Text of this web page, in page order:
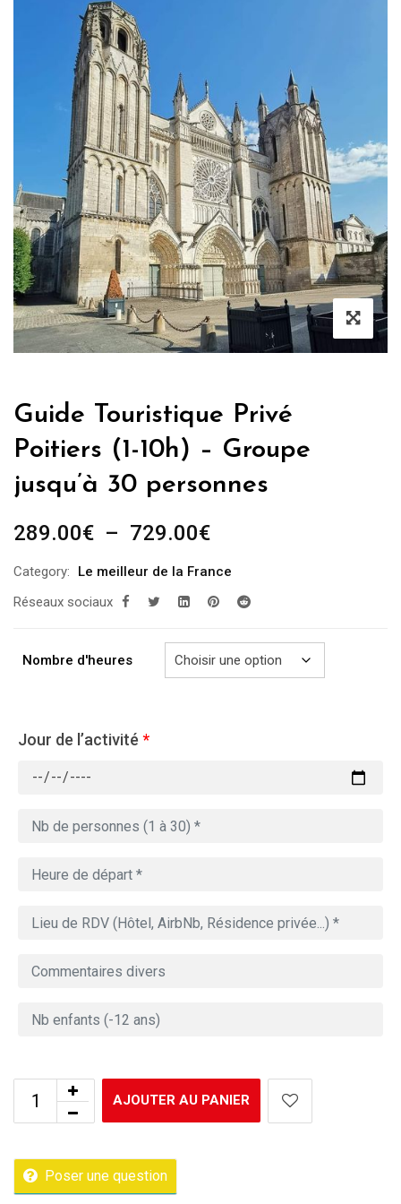
Guide Touristique Privé
Poitiers (1-10h) – Groupe
jusqu’à 30 personnes
289.00€ – 729.00€Plage
prix :
289.00€
729.00€
Category:
Le meilleur de la France
Réseaux sociaux
Nombre d'heures
Jour de l’activité *
AJOUTER AU PANIER
Poser une question